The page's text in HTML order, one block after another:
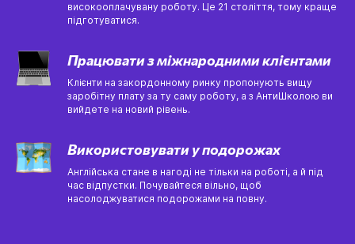
високооплачувану роботу. Це 21 століття, тому краще
підготуватися.
Працювати з міжнародними клієнтами
Клієнти на закордонному ринку пропонують вищу
заробітну плату за ту саму роботу, а з АнтиШколою ви
вийдете на новий рівень.
Використовувати у подорожах
Англійська стане в нагоді не тільки на роботі, а й під
час відпустки. Почувайтеся вільно, щоб
насолоджуватися подорожами на повну.